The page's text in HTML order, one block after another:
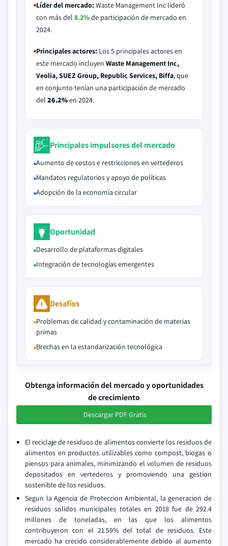
Líder del mercado:Waste Management Inc lideró
con más del 8.2%de participación de mercado en
2024.
Principales actores: Los 5 principales actores en
este mercado incluyen Waste Management Inc,
Veolia, SUEZ Group, Republic Services, Biffa, que
en conjunto tenían una participación de mercado
del 26.2%en 2024.
Principales impulsores del mercado
Aumento de costos e restricciones en vertederos
Mandatos regulatorios y apoyo de políticas
Adopción de la economía circular
Oportunidad
Desarrollo de plataformas digitales
Integración de tecnologías emergentes
Desafíos
Problemas de calidad y contaminación de materias
primas
Brechas en la estandarización tecnológica
Obtenga información del mercado y oportunidades
de crecimiento
Descargar PDF Gratis
El reciclaje de residuos de alimentos convierte los residuos de
alimentos en productos utilizables como compost, biogas o
piensos para animales, minimizando el volumen de residuos
depositados en vertederos y promoviendo una gestion
sostenible de los residuos.
Segun la Agencia de Proteccion Ambiental, la generacion de
residuos solidos municipales totales en 2018 fue de 292.4
millones de toneladas, en las que los alimentos
contribuyeron con el 21.59% del total de residuos. Este
mercado ha crecido considerablemente debido al aumento